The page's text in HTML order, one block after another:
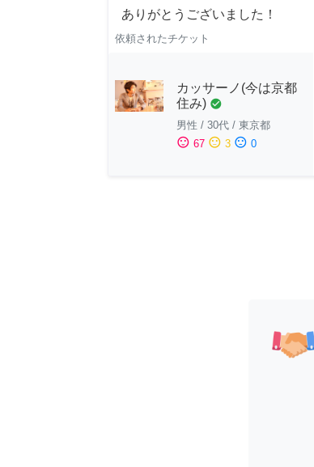
ありがとうございました！
依頼されたチケット
カッサーノ(今は京都
住み) check_circle
男性 / 30代 / 東京都
sentiment_satisfied 67 sentiment_neutral 3 sentiment_dissatisfied 0